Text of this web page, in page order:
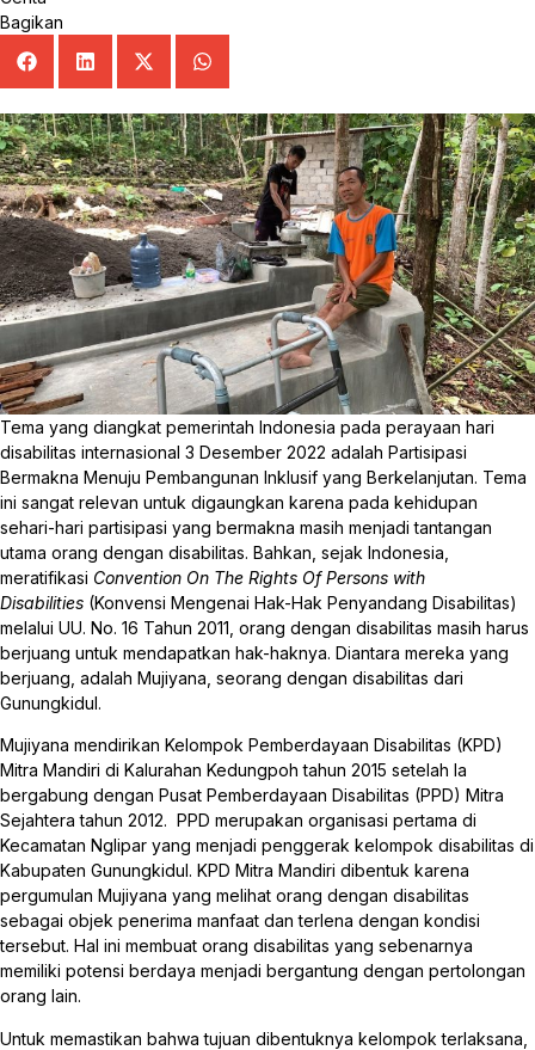
Bagikan
Tema yang diangkat pemerintah Indonesia pada perayaan hari
disabilitas internasional 3 Desember 2022 adalah Partisipasi
Bermakna Menuju Pembangunan Inklusif yang Berkelanjutan. Tema
ini sangat relevan untuk digaungkan karena pada kehidupan
sehari-hari partisipasi yang bermakna masih menjadi tantangan
utama orang dengan disabilitas. Bahkan, sejak Indonesia,
meratifikasi Convention On The Rights Of Persons with
Disabilities (Konvensi Mengenai Hak-Hak Penyandang Disabilitas)
melalui UU. No. 16 Tahun 2011, orang dengan disabilitas masih harus
berjuang untuk mendapatkan hak-haknya. Diantara mereka yang
berjuang, adalah Mujiyana, seorang dengan disabilitas dari
Gunungkidul.
Mujiyana mendirikan Kelompok Pemberdayaan Disabilitas (KPD)
Mitra Mandiri di Kalurahan Kedungpoh tahun 2015 setelah Ia
bergabung dengan Pusat Pemberdayaan Disabilitas (PPD) Mitra
Sejahtera tahun 2012. PPD merupakan organisasi pertama di
Kecamatan Nglipar yang menjadi penggerak kelompok disabilitas di
Kabupaten Gunungkidul. KPD Mitra Mandiri dibentuk karena
pergumulan Mujiyana yang melihat orang dengan disabilitas
sebagai objek penerima manfaat dan terlena dengan kondisi
tersebut. Hal ini membuat orang disabilitas yang sebenarnya
memiliki potensi berdaya menjadi bergantung dengan pertolongan
orang lain.
Untuk memastikan bahwa tujuan dibentuknya kelompok terlaksana,